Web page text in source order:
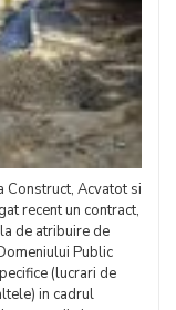
Construct, Acvatot si
recent un contract,
de atribuire de
Public
(lucrari de
in cadrul